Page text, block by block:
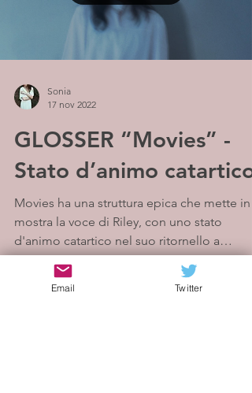
Sonia
17 nov 2022
GLOSSER “Movies” -
Stato d’animo catartico
Movies ha una struttura epica che mette in
mostra la voce di Riley, con uno stato
d'animo catartico nel suo ritornello a
cascata....
Email Twitter